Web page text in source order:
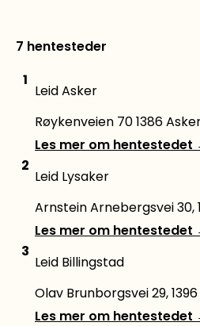
7 hentesteder
1
Leid Asker
Røykenveien 70 1386
Les mer om hentestedet
2
Leid Lysaker
Arnstein Arnebergsvei 30,
Les mer om hentestedet
3
Leid Billingstad
Olav Brunborgsvei 29,
Les mer om hentestedet